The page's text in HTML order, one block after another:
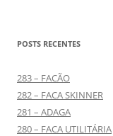
POSTS RECENTES
283 – FACÃO
282 – FACA SKINNER
281 – ADAGA
280 – FACA UTILITÁRIA